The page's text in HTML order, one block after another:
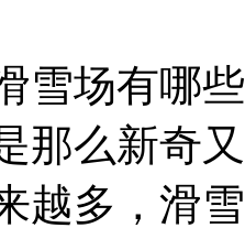
雪场有哪
那么新奇
越多，滑